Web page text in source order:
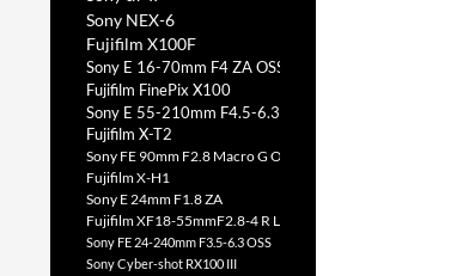
Sony NEX-6
Fujifilm X100F
Sony E 16-70mm F4 ZA OSS
Fujifilm FinePix X100
Sony E 55-210mm F4.5-6.3 OSS
Fujifilm X-T2
Sony FE 90mm F2.8 Macro G OSS
Fujifilm X-H1
Sony E 24mm F1.8 ZA
Fujifilm XF18-55mmF2.8-4 R LM OIS
Sony FE 24-240mm F3.5-6.3 OSS
Sony Cyber-shot RX100 III